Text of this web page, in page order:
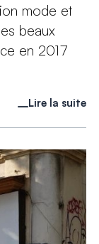
mode et
beaux
en 2017
Lire la suite